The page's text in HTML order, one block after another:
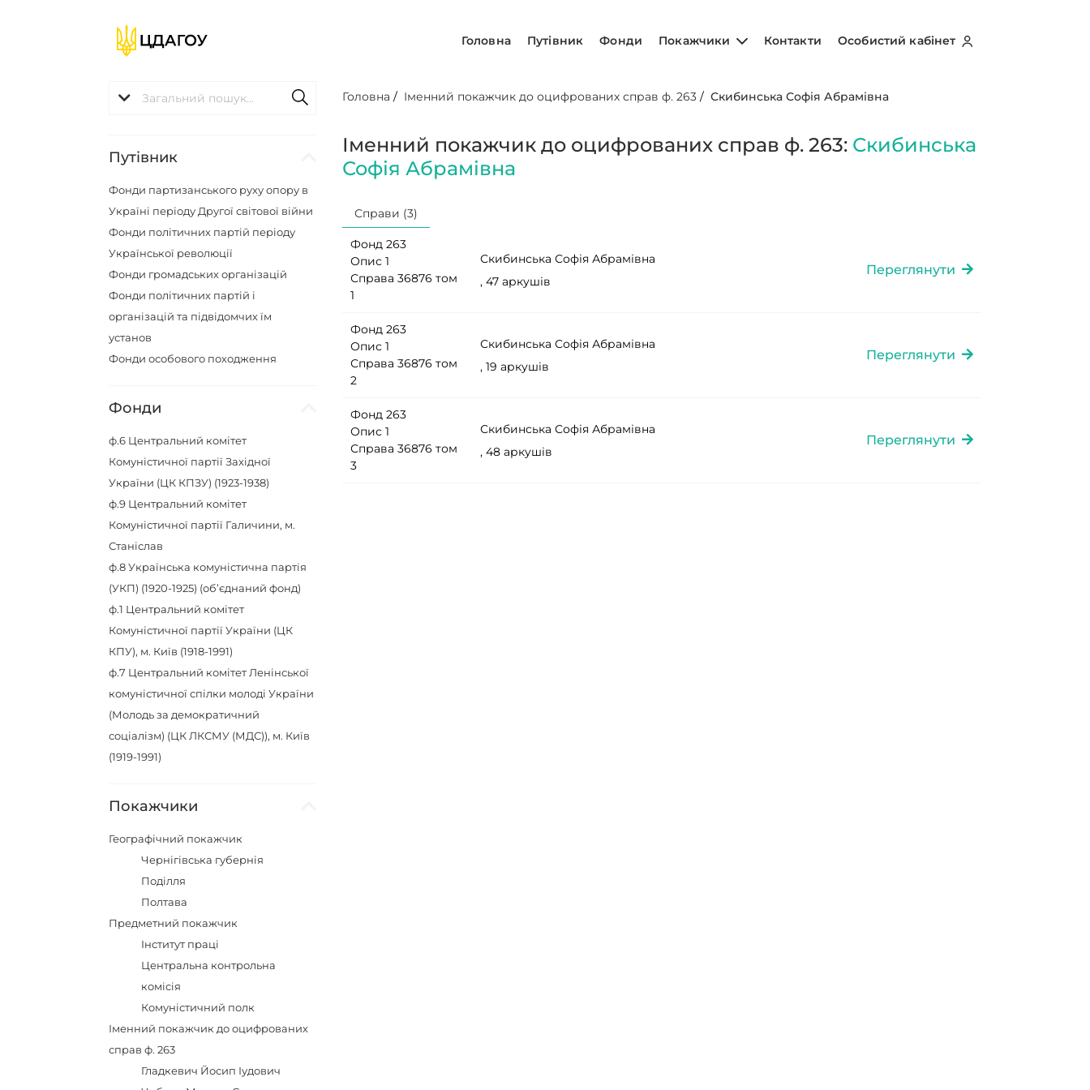
Головна Путівник Фонди Покажчики Контакти Особистий кабінет
Путівник
Фонди партизанського руху опору в
Україні періоду Другої світової війни
Фонди політичних партій періоду
Української революції
Фонди громадських організацій
Фонди політичних партій і
організацій та підвідомчих їм
установ
Фонди особового походження
Фонди
ф.6 Центральний комітет
Комуністичної партії Західної
України (ЦК КПЗУ) (1923-1938)
ф.9 Центральний комітет
Комуністичної партії Галичини, м.
Станіслав
ф.8Українська комуністична партія
(УКП) (1920-1925) (об’єднаний фонд)
ф.1 Центральний комітет
Комуністичної партії України (ЦК
КПУ), м. Київ (1918-1991)
ф.7 Центральний комітет Ленінської
комуністичної спілки молоді України
(Молодь за демократичний
соціалізм) (ЦК ЛКСМУ (МДС)), м. Київ
(1919-1991)
Покажчики
Географічний покажчик
Чернігівська губернія
Поділля
Полтава
Предметний покажчик
Інститут праці
Центральна контрольна
комісія
Комуністичний полк
Іменний покажчик до оцифрованих
справ ф. 263
Гладкевич Йосип Іудович
Головна / Іменний покажчик до оцифрованих справ ф. 263 /Скибинська Софія Абрамівна
Іменний покажчик до оцифрованих справ ф. 263: Скибинська
Софія Абрамівна
Справи (3)
Фонд 263
Опис 1
Справа 36876 том
1
Скибинська Софія Абрамівна
, 47 аркушів
Переглянути
Фонд 263
Опис 1
Справа 36876 том
2
Скибинська Софія Абрамівна
, 19 аркушів
Переглянути
Фонд 263
Опис 1
Справа 36876 том
3
Скибинська Софія Абрамівна
, 48 аркушів
Переглянути